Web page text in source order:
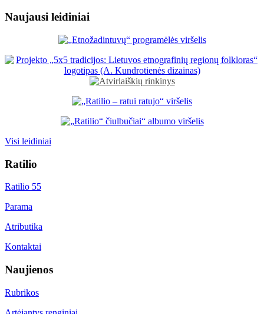
Naujausi leidiniai
Visi leidiniai
Ratilio
Ratilio 55
Parama
Atributika
Kontaktai
Naujienos
Rubrikos